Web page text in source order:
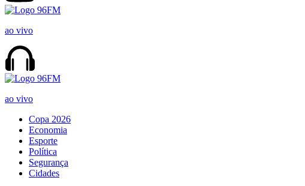
ao vivo
ao vivo
Copa 2026
Economia
Esporte
Política
Segurança
Cidades